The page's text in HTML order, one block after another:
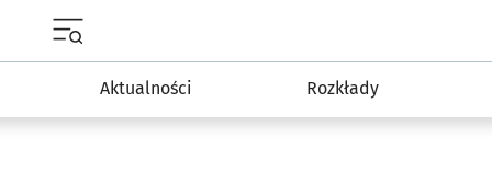
Aktualności Rozkłady